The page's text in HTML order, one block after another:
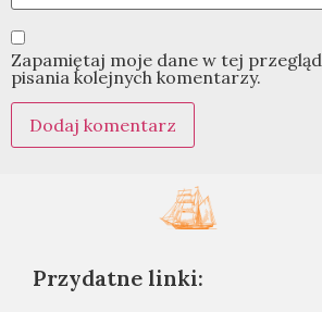
Zapamiętaj moje dane w tej
pisania kolejnych komentarzy.
Przydatne linki: